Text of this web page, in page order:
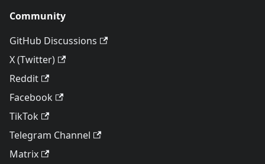
Community
GitHub Discussions
X (Twitter)
Reddit
Facebook
TikTok
Telegram Channel
Matrix